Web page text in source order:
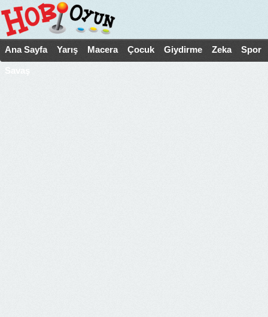
Ana Sayfa Yarış Macera Çocuk Giydirme Zeka Spor